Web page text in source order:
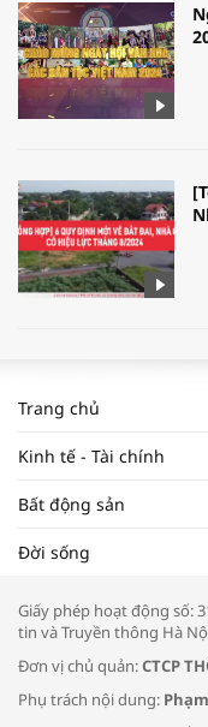
Trang chủ
Kinh tế - Tài chính
Bất động sản
Đời sống
Giấy phép hoạt động số:
tin và Truyền thông Hà
Đơn vị chủ quản:CTCP
Phụ trách nội dung: